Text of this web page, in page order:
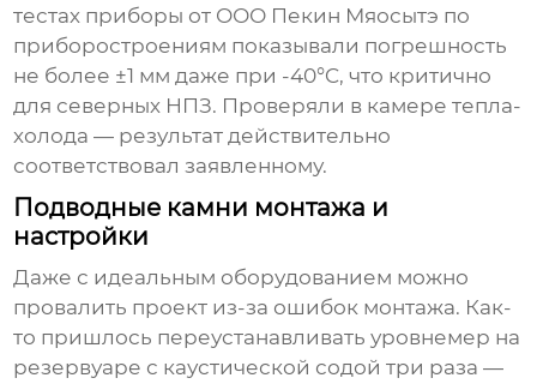
тестах приборы от ООО Пекин Мяосытэ по
приборостроениям показывали погрешность
не более ±1 мм даже при -40°C, что критично
для северных НПЗ. Проверяли в камере тепла-
холода — результат действительно
соответствовал заявленному.
Подводные камни монтажа и
настройки
Даже с идеальным оборудованием можно
провалить проект из-за ошибок монтажа. Как-
то пришлось переустанавливать уровнемер на
резервуаре с каустической содой три раза —